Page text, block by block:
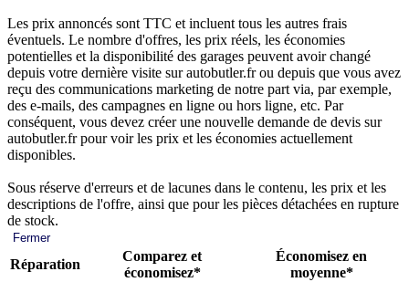
Les prix annoncés sont TTC et incluent tous les autres frais
éventuels. Le nombre d'offres, les prix réels, les économies
potentielles et la disponibilité des garages peuvent avoir changé
depuis votre dernière visite sur autobutler.fr ou depuis que vous avez
reçu des communications marketing de notre part via, par exemple,
des e-mails, des campagnes en ligne ou hors ligne, etc. Par
conséquent, vous devez créer une nouvelle demande de devis sur
autobutler.fr pour voir les prix et les économies actuellement
disponibles.
Sous réserve d'erreurs et de lacunes dans le contenu, les prix et les
descriptions de l'offre, ainsi que pour les pièces détachées en rupture
de stock.
Fermer
Réparation
Comparez et
économisez*
Économisez en
moyenne*